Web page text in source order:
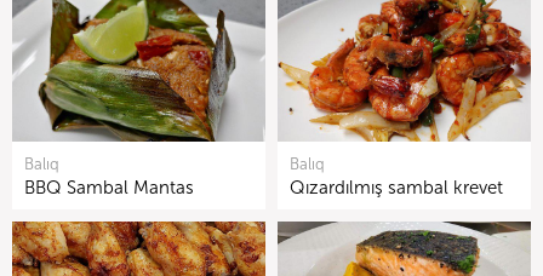
Balıq
BBQ Sambal Mantas
Balıq
Qızardılmış sambal krevet